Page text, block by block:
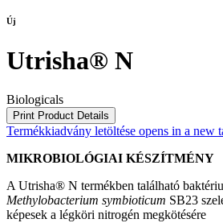
Új
Utrisha® N
Biologicals
Print Product Details
Termékkiadvány letöltése opens in a new
MIKROBIOLÓGIAI KÉSZÍTMÉNY
A Utrisha® N termékben található
Methylobacterium symbioticum SB23
képesek a légköri nitrogén megkötésére